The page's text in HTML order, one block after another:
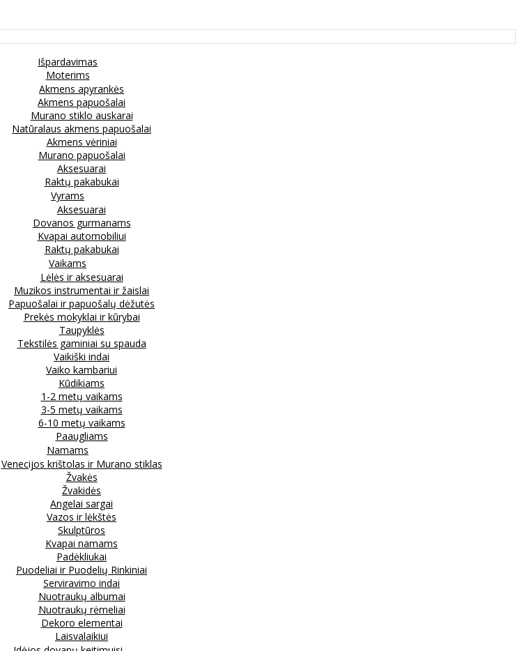
Išpardavimas
Moterims
Akmens apyrankės
Akmens papuošalai
Murano stiklo auskarai
Natūralaus akmens papuošalai
Akmens vėriniai
Murano papuošalai
Aksesuarai
Raktų pakabukai
Vyrams
Aksesuarai
Dovanos gurmanams
Kvapai automobiliui
Raktų pakabukai
Vaikams
Lėlės ir aksesuarai
Muzikos instrumentai ir žaislai
Papuošalai ir papuošalų dėžutės
Prekės mokyklai ir kūrybai
Taupyklės
Tekstilės gaminiai su spauda
Vaikiški indai
Vaiko kambariui
Kūdikiams
1-2 metų vaikams
3-5 metų vaikams
6-10 metų vaikams
Paaugliams
Namams
Venecijos krištolas ir Murano stiklas
Žvakės
Žvakidės
Angelai sargai
Vazos ir lėkštės
Skulptūros
Kvapai namams
Padėkliukai
Puodeliai ir Puodelių Rinkiniai
Serviravimo indai
Nuotraukų albumai
Nuotraukų rėmeliai
Dekoro elementai
Laisvalaikiui